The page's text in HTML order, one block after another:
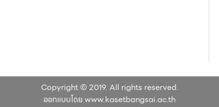
Copyright © 2019. All rights reserved.
ออกแบบโดย www.kasetbangsai.ac.th